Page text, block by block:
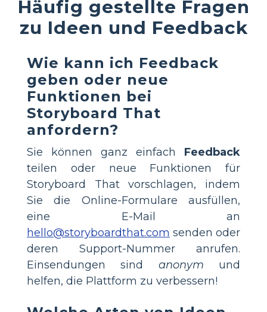
Häufig gestellte Fragen
zu Ideen und Feedback
Wie kann ich Feedback
geben oder neue
Funktionen bei
Storyboard That
anfordern?
Sie können ganz einfach Feedback
teilen oder neue Funktionen für
Storyboard That vorschlagen, indem
Sie die Online-Formulare ausfüllen,
eine E-Mail an
hello@storyboardthat.com senden oder
deren Support-Nummer anrufen.
Einsendungen sind anonym und
helfen, die Plattform zu verbessern!